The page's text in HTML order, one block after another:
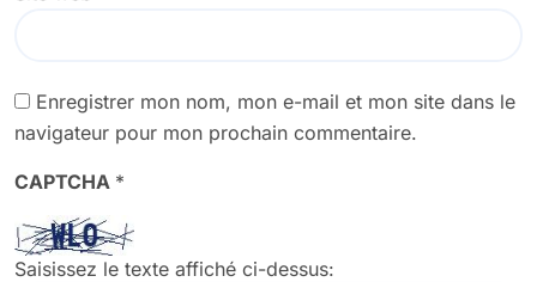
Enregistrer mon nom, mon e-mail et mon site dans le
navigateur pour mon prochain commentaire.
CAPTCHA *
Saisissez le texte affiché ci-dessus: